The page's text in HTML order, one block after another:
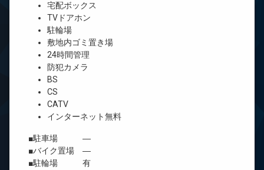
宅配ボックス
TVドアホン
駐輪場
敷地内ゴミ置き場
24時間管理
防犯カメラ
BS
CS
CATV
インターネット無料
■駐車場 ―
■バイク置場 ―
■駐輪場 有